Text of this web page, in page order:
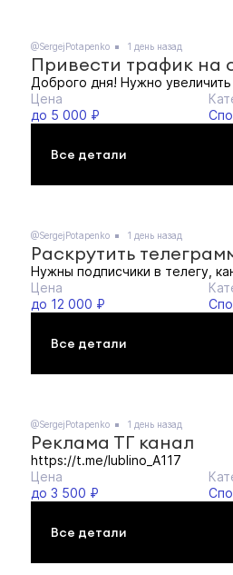
@SergejPotapenko 1 день назад
Привести трафик на
Доброго дня! Нужно
Цена
до 5 000 ₽
Все детали
@SergejPotapenko 1 день назад
Раскрутить
Нужны подписчики в телегу,
Цена
до 12 000 ₽
Все детали
@SergejPotapenko 1 день назад
Реклама ТГ канал
https://t.me/lublino_A117
Цена
до 3 500 ₽
Все детали